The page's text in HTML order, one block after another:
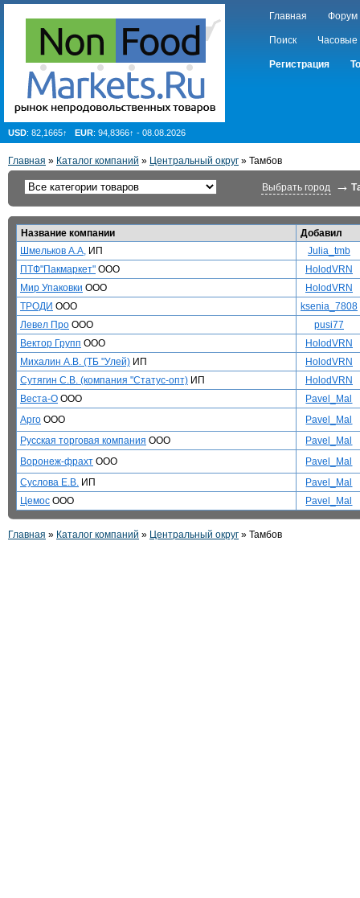
Главная Форум
Поиск Часовые
Регистрация
USD: 82,1665↑ EUR: 94,8366↑ - 08.08.2026
Главная » Каталог компаний » Центральный округ » Тамбов
Выбрать город →
Название компании
Добавил
Шмельков А.А, ИП
Julia_tmb
ПТФ"Пакмаркет" ООО
HolodVRN
Мир Упаковки ООО
HolodVRN
ТРОДИ ООО
ksenia_7808
Левел Про ООО
pusi77
Вектор Групп ООО
HolodVRN
Михалин А.В. (ТБ "Улей) ИП
HolodVRN
Сутягин С.В. (компания "Статус-опт) ИП
HolodVRN
Веста-О ООО
Pavel_Mal
Арго ООО
Pavel_Mal
Русская торговая компания ООО
Pavel_Mal
Воронеж-фрахт ООО
Pavel_Mal
Суслова Е.В. ИП
Pavel_Mal
Цемос ООО Pavel_Mal
Главная » Каталог компаний » Центральный округ » Тамбов